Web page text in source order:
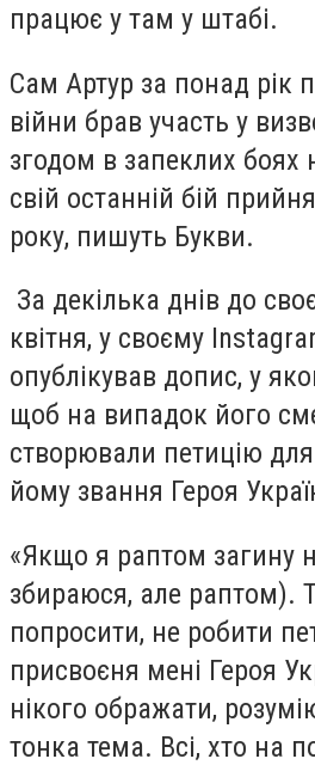
працює у там у штабі.
Сам Артур за понад рік
війни брав участь у
згодом в запеклих боях
свій останній бій
року, пишуть Букви.
За декілька днів до
квітня, у своєму
опублікував допис, у
щоб на випадок його
створювали петицію
йому звання Героя
«Якщо я раптом загину
збираюся, але раптом).
попросити, не робити
присвоєня мені Героя
нікого ображати,
тонка тема. Всі, хто на